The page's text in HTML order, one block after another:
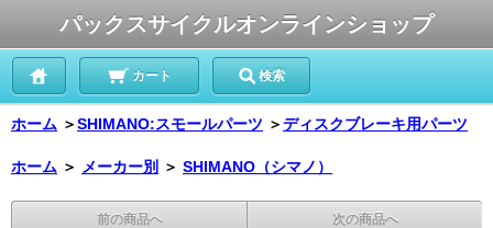
パックスサイクルオンラインショップ
カート 検索
ホーム ＞SHIMANO:スモールパーツ ＞ディスクブレーキ用パーツ
ホーム ＞ メーカー別 ＞ SHIMANO（シマノ）
前の商品へ 次の商品へ